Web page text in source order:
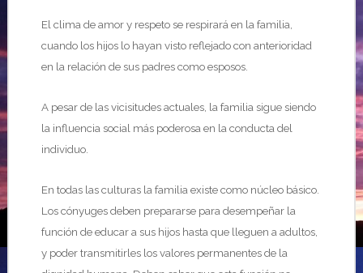
El clima de amor y respeto se respirará en la familia,
cuando los hijos lo hayan visto reflejado con anterioridad
en la relación de sus padres como esposos.
A pesar de las vicisitudes actuales, la familia sigue siendo
la influencia social más poderosa en la conducta del
individuo.
En todas las culturas la familia existe como núcleo básico.
Los cónyuges deben prepararse para desempeñar la
función de educar a sus hijos hasta que lleguen a adultos,
y poder transmitirles los valores permanentes de la